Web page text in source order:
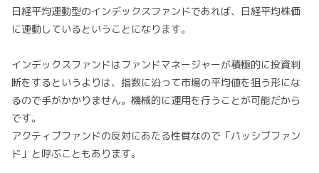
日経平均連動型のインデックスファンドであれば、日経平均株価
に連動しているということになります。
インデックスファンドはファンドマネージャーが積極的に投資判
断をするというよりは、指数に沿って市場の平均値を狙う形にな
るので手がかかりません。機械的に運用を行うことが可能だから
です。
アクティブファンドの反対にあたる性質なので「パッシブファン
ド」と呼ぶこともあります。